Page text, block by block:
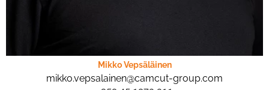
Mikko Vepsäläinen
mikko.vepsalainen@camcut-group.com